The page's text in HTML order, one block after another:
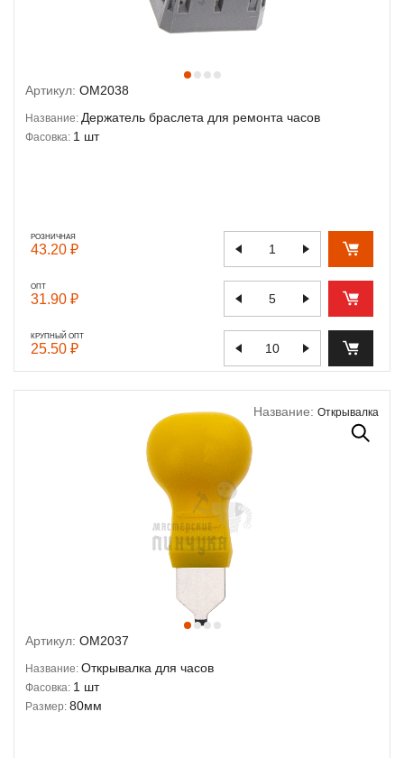
Артикул: OM2038
Название: Держатель браслета для ремонта часов
Фасовка: 1 шт
РОЗНИЧНАЯ
43.20 ₽
ОПТ
31.90 ₽
КРУПНЫЙ ОПТ
25.50 ₽
Название: Открывалка
Артикул: OM2037
Название: Открывалка для часов
Фасовка: 1 шт
Размер: 80мм